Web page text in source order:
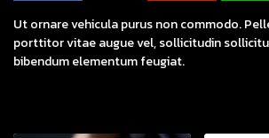
Ut ornare vehicula purus non commodo.
porttitor vitae augue vel, sollicitudin
bibendum elementum feugiat.